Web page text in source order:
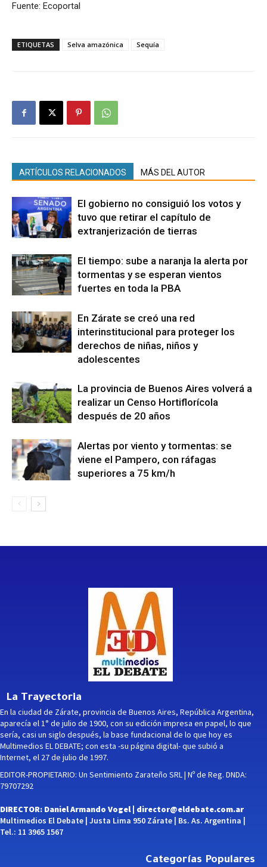
Fuente: Ecoportal
ETIQUETAS Selva amazónica Sequía
ARTÍCULOS RELACIONADOS MÁS DEL AUTOR
El gobierno no consiguió los votos y
tuvo que retirar el capítulo de
extranjerización de tierras
El tiempo: sube a naranja la alerta por
tormentas y se esperan vientos
fuertes en toda la PBA
En Zárate se creó una red
interinstitucional para proteger los
derechos de niñas, niños y
adolescentes
La provincia de Buenos Aires volverá a
realizar un Censo Hortiflorícola
después de 20 años
Alertas por viento y tormentas: se
viene el Pampero, con ráfagas
superiores a 75 km/h
La Trayectoria
En la ciudad de Zárate, provincia de Buenos Aires, República Argentina,
aparecía el 1° de julio de 1900, con su edición impresa en papel, lo que
sería, casi un siglo después, la base fundacional de lo que hoy es
Multimedios EL DEBATE; con esta -su página digital- que subió a
Internet, el 27 de julio de 1997.
EDITOR-PROPIETARIO: Un Sentimiento Zarateño SRL | Nº de Reg. DNDA:
79707292
DIRECTOR: Daniel Armando Vogel | director@eldebate.com.ar
Multimedios El Debate | Justa Lima 950 Zárate | Bs. As. Argentina |
Tel.: 11 3965 1567
Categorías Populares